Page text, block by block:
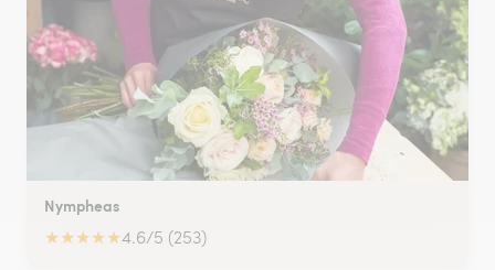
Nympheas
★★★★★4.6/5 (253)